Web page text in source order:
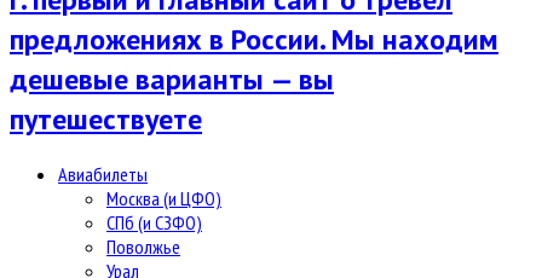
предложениях в России. Мы находим
дешевые варианты — вы
путешествуете
Авиабилеты
Москва (и ЦФО)
СПб (и СЗФО)
Поволжье
Урал